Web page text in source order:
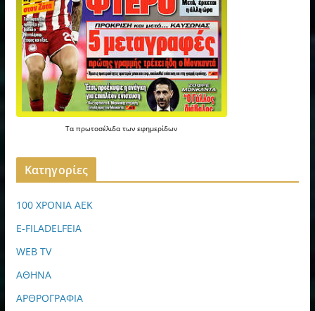
Ταπρωτοσέλιδατωνεφημερίδων
Kατηγορίες
100 ΧΡΟΝΙΑ ΑΕΚ
E-FILADELFEIA
WEB TV
ΑΘΗΝΑ
ΑΡΘΡΟΓΡΑΦΙΑ